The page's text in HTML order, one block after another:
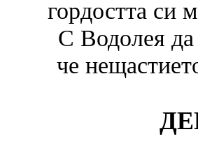
гордостта си
С Водолея да
че